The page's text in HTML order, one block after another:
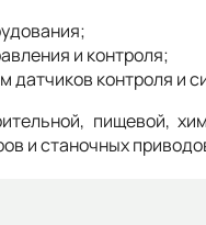
и контроля;
контроля и
пищевой,
и станочных